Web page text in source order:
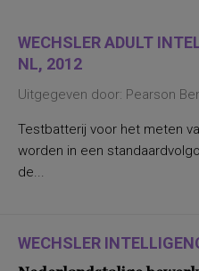
WECHSLER ADULT
NL, 2012
Uitgegeven door: Pearson
Testbatterij voor het meten
worden in een
de...
WECHSLER